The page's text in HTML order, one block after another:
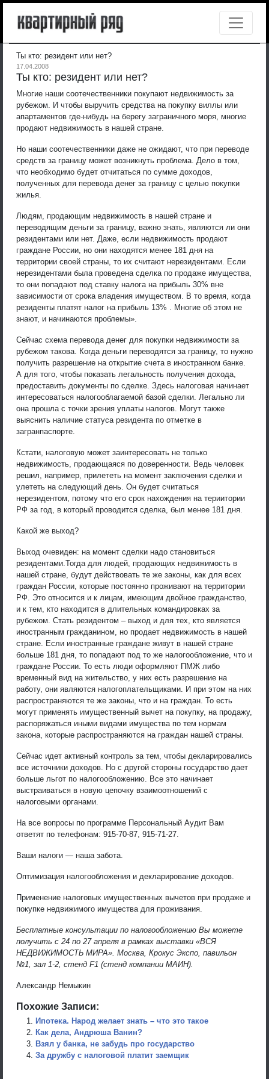
Ты кто: резидент или нет?
17.04.2008
Ты кто: резидент или нет?
Многие наши соотечественники покупают недвижимость за
рубежом. И чтобы выручить средства на покупку виллы или
апартаментов где-нибудь на берегу заграничного моря, многие
продают недвижимость в нашей стране.
Но наши соотечественники даже не ожидают, что при переводе
средств за границу может возникнуть проблема. Дело в том,
что необходимо будет отчитаться по сумме доходов,
полученных для перевода денег за границу с целью покупки
жилья.
Людям, продающим недвижимость в нашей стране и
переводящим деньги за границу, важно знать, являются ли они
резидентами или нет. Даже, если недвижимость продают
граждане России, но они находятся менее 181 дня на
территории своей страны, то их считают нерезидентами. Если
нерезидентами была проведена сделка по продаже имущества,
то они попадают под ставку налога на прибыль 30% вне
зависимости от срока владения имуществом. В то время, когда
резиденты платят налог на прибыль 13% . Многие об этом не
знают, и начинаются проблемы».
Сейчас схема перевода денег для покупки недвижимости за
рубежом такова. Когда деньги переводятся за границу, то нужно
получить разрешение на открытие счета в иностранном банке.
А для того, чтобы показать легальность получения дохода,
предоставить документы по сделке. Здесь налоговая начинает
интересоваться налогооблагаемой базой сделки. Легально ли
она прошла с точки зрения уплаты налогов. Могут также
выяснить наличие статуса резидента по отметке в
загранпаспорте.
Кстати, налоговую может заинтересовать не только
недвижимость, продающаяся по доверенности. Ведь человек
решил, например, прилететь на момент заключения сделки и
улететь на следующий день. Он будет считаться
нерезидентом, потому что его срок нахождения на териитории
РФ за год, в который проводится сделка, был менее 181 дня.
Какой же выход?
Выход очевиден: на момент сделки надо становиться
резидентами.Тогда для людей, продающих недвижимость в
нашей стране, будут действовать те же законы, как для всех
граждан России, которые постоянно проживают на территории
РФ. Это относится и к лицам, имеющим двойное гражданство,
и к тем, кто находится в длительных командировках за
рубежом. Стать резидентом – выход и для тех, кто является
иностранным гражданином, но продает недвижимость в нашей
стране. Если иностранные граждане живут в нашей стране
больше 181 дня, то попадают под то же налогообложение, что и
граждане России. То есть люди оформляют ПМЖ либо
временный вид на жительство, у них есть разрешение на
работу, они являются налогоплательщиками. И при этом на них
распространяются те же законы, что и на граждан. То есть
могут применять имущественный вычет на покупку, на продажу,
распоряжаться иными видами имущества по тем нормам
закона, которые распространяются на граждан нашей страны.
Сейчас идет активный контроль за тем, чтобы декларировались
все источники доходов. Но с другой стороны государство дает
больше льгот по налогообложению. Все это начинает
выстраиваться в новую цепочку взаимоотношений с
налоговыми органами.
На все вопросы по программе Персональный Аудит Вам
ответят по телефонам: 915-70-87, 915-71-27.
Ваши налоги — наша забота.
Оптимизация налогообложения и декларирование доходов.
Применение налоговых имущественных вычетов при продаже и
покупке недвижимого имущества для проживания.
Бесплатные консультации по налогообложению Вы можете
получить с 24 по 27 апреля в рамках выставки «ВСЯ
НЕДВИЖИМОСТЬ МИРА». Москва, Крокус Экспо, павильон
№1, зал 1-2, стенд F1 (стенд компании МАИН).
Александр Немыкин
Похожие Записи:
Ипотека. Народ желает знать – что это такое
Как дела, Андрюша Ванин?
Взял у банка, не забудь про государство
За дружбу с налоговой платит заемщик